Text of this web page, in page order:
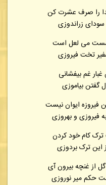
را صرف عشرت کن
زراندوزی
مست می لعل است
تخت فیروزی
غم بیفشانی
گفتن بیاموزی
فیروزه ایوان نیست
و بهروزی
کام خود کردن
ترک بردوزی
از غنچه بیرون آی
حکم میر نوروزی